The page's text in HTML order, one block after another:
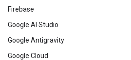
Firebase
Google AI Studio
Google Antigravity
Google Cloud